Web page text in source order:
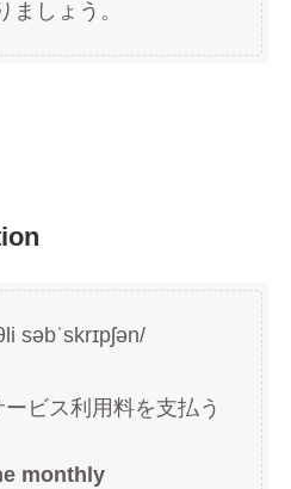
ましょう。
səbˈskrɪpʃən/
ービス利用料を支払う
monthly